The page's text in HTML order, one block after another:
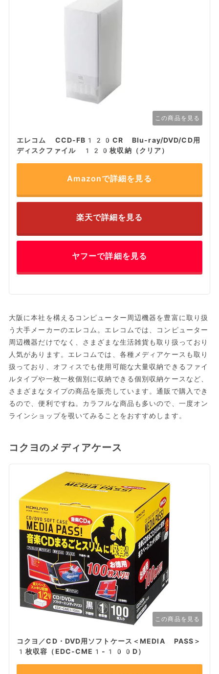
この商品を見る
エレコム CCD-FB120CR Blu-ray/DVD/CD用
ディスクファイル 120枚収納（クリア）
Amazonで詳細を見る
楽天で詳細を見る
ヤフーで詳細を見る
大阪に本社を構えるコンピューター周辺機器を豊富に取り扱
う大手メーカーのエレコム。エレコムでは、コンピューター
周辺機器だけでなく、さまざまな生活雑貨も取り扱っており
人気があります。エレコムでは、各種メディアケースも取り
扱っており、オフィスでも使用可能な大量収納できるファイ
ルタイプや一枚一枚個別に収納できる個別収納ケースなど、
さまざまなタイプの商品を販売しています。通販で購入でき
るので、便利ですね。カラフルな商品も多いので、一度オン
ラインショップを覗いてみることをおすすめします。
コクヨのメディアケース
この商品を見る
コクヨ／CD・DVD用ソフトケース＜MEDIA PASS＞
1枚収容（EDC-CME1-100D）